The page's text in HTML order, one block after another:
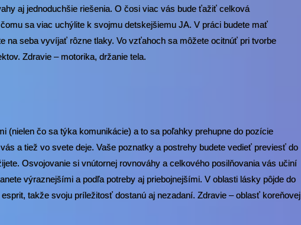
aj jednoduchšie riešenia. O čosi viac vás bude ťažiť celková
sa viac uchýlite k svojmu detskejšiemu JA. V práci budete mať
na seba vyvíjať rôzne tlaky. Vo vzťahoch sa môžete ocitnúť pri tvorbe
Zdravie – motorika, držanie tela.
(nielen čo sa týka komunikácie) a to sa poľahky prehupne do pozície
a tiež vo svete deje. Vaše poznatky a postrehy budete vedieť previesť do
Osvojovanie si vnútornej rovnováhy a celkového posilňovania vás učiní
výraznejšími a podľa potreby aj priebojnejšími. V oblasti lásky pôjde do
takže svoju príležitosť dostanú aj nezadaní. Zdravie – oblasť koreňovej